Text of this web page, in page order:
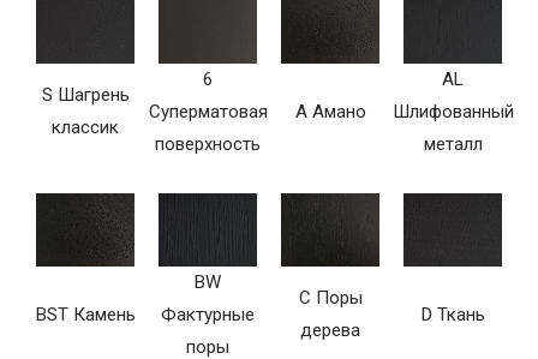
S Шагрень
классик
6
Суперматовая
поверхность
A Амано
AL
Шлифованный
металл
BST Камень
BW
Фактурные
поры
C Поры
дерева
D Ткань